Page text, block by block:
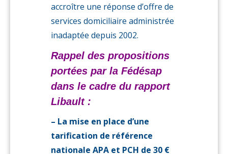
accroître une réponse d’offre de
services domiciliaire administrée
inadaptée depuis 2002.
Rappel des propositions
portées par la Fédésap
dans le cadre du rapport
Libault :
– La mise en place d’une
tarification de référence
nationale APA et PCH de 30 €